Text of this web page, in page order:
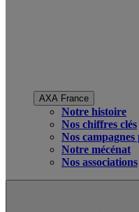
AXA France
Notre histoire
Nos chiffres clés
Nos
Notre mécénat
Nos associations